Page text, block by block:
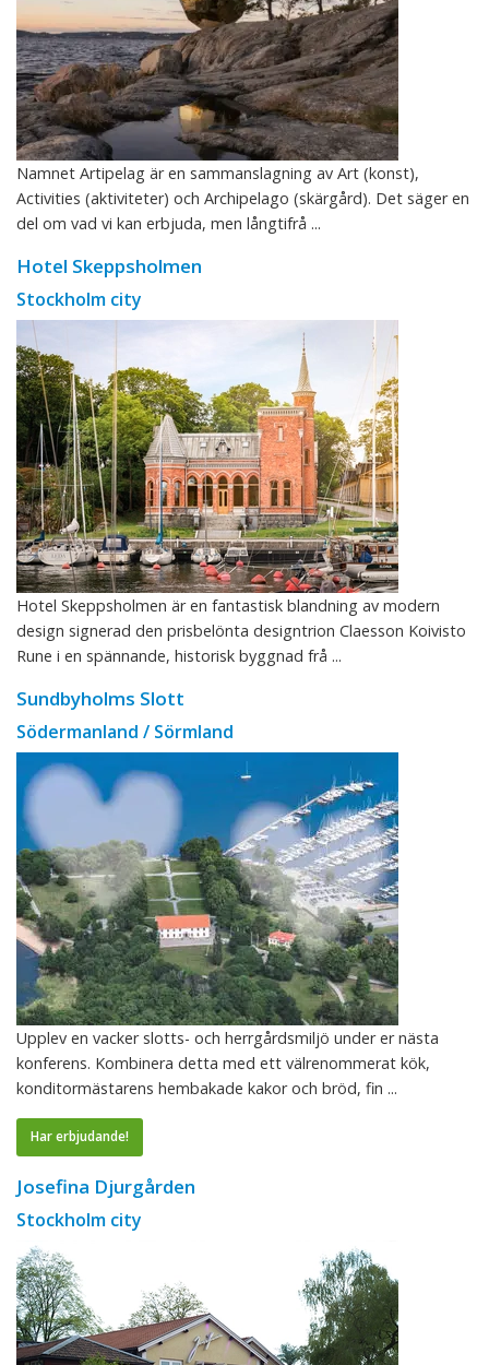
Namnet Artipelag är en sammanslagning av Art (konst),
Activities (aktiviteter) och Archipelago (skärgård). Det säger en
del om vad vi kan erbjuda, men långtifrå ...
Hotel Skeppsholmen
Stockholm city
Hotel Skeppsholmen är en fantastisk blandning av modern
design signerad den prisbelönta designtrion Claesson Koivisto
Rune i en spännande, historisk byggnad frå ...
Sundbyholms Slott
Södermanland / Sörmland
Upplev en vacker slotts- och herrgårdsmiljö under er nästa
konferens. Kombinera detta med ett välrenommerat kök,
konditormästarens hembakade kakor och bröd, fin ...
Har erbjudande!
Josefina Djurgården
Stockholm city